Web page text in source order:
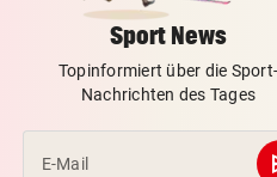
Sport News
Topinformiert über die Sport-
Nachrichten des Tages
E-Mail